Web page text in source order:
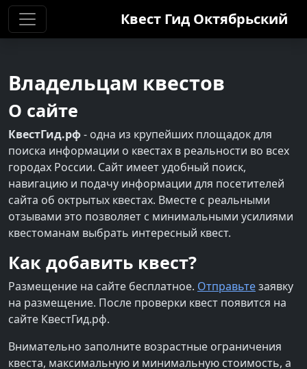
Квест Гид Октябрьский
Владельцам квестов
О сайте
КвестГид.рф- одна из крупейших площадок для
поиска информации о квестах в реальности во всех
городах России. Сайт имеет удобный поиск,
навигацию и подачу информации для посетителей
сайта об октрытых квестах. Вместе с реальными
отзывами это позволяет с минимальными усилиями
квестоманам выбрать интересный квест.
Как добавить квест?
Размещение на сайте бесплатное. Отправьтезаявку
на размещение. После проверки квест появится на
сайте КвестГид.рф.
Внимательно заполните возрастные ограничения
квеста, максимальную и минимальную стоимость, а